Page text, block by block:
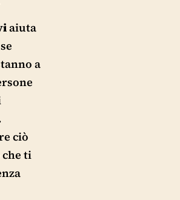
aiuta
a
ciò
che ti